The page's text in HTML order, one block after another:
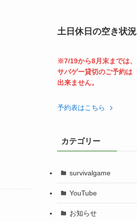
土日休日の空き状況
※7/19から8月末までは、
サバゲー貸切のご予約は
出来ません。
予約表はこちら
カテゴリー
survivalgame
YouTube
お知らせ